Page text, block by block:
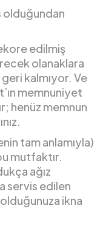
olduğundan
edilmiş
olanaklara
kalmıyor. Ve
memnuniyet
henüz memnun
tam anlamıyla)
mutfaktır.
ağız
servis edilen
ikna